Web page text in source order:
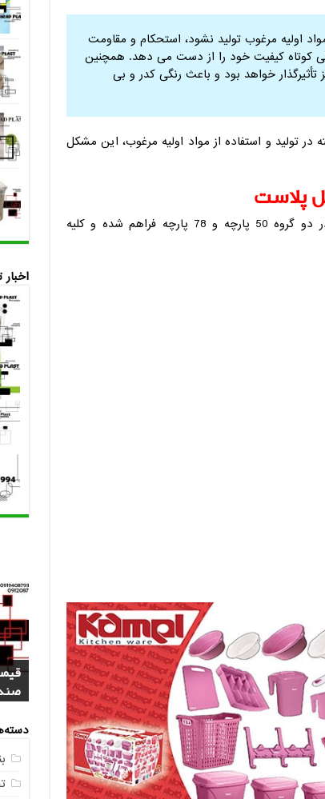
اولیه مرغوب تولید نشود، استحکام و مقاومت
کوتاه کیفیت خود را از دست می دهد. همچنین
خواهد بود و باعث رنگی کدر و بی
در تولید و استفاده از مواد اولیه مرغوب، این مشکل
پلاست
خرید سرویس پلاستیکی آشپزخانه عروس کامل در دو گروه 50 پارچه و 78 پارچه فراهم شده و کلیه
+